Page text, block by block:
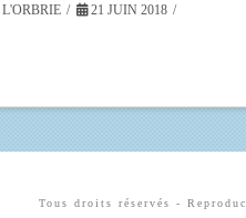
21 JUIN 2018
Tous droits réservés -